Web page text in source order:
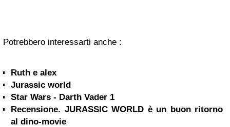
Potrebbero interessarti anche :
Ruth e alex
Jurassic world
Star Wars - Darth Vader 1
Recensione. JURASSIC WORLD è un buon ritorno
al dino-movie